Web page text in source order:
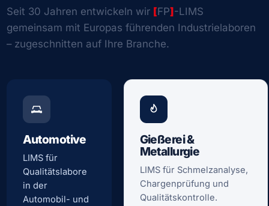
Seit 30 Jahren entwickeln wir [FP] -LIMS
gemeinsam mit Europas führenden Industrielaboren
– zugeschnitten auf Ihre Branche.
Automotive
LIMS für
Qualitätslabore
in der
Automobil- und
Gießerei &
Metallurgie
LIMS für Schmelzanalyse,
Chargenprüfung und
Qualitätskontrolle.